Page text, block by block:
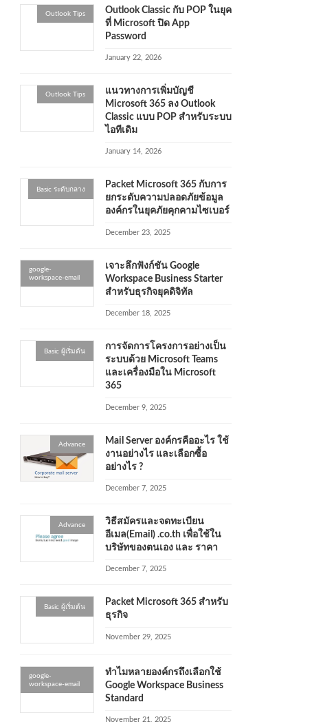
Outlook Tips
Outlook Classic กับ POP ในยุค
ที่ Microsoft ปิด App
Password
January 22, 2026
Outlook Tips
แนวทางการเพิ่มบัญชี
Microsoft 365 ลง Outlook
Classic แบบ POP สำหรับระบบ
ไอทีเดิม
January 14, 2026
Basic ระดับกลาง
Packet Microsoft 365 กับการ
ยกระดับความปลอดภัยข้อมูล
องค์กรในยุคภัยคุกคามไซเบอร์
December 23, 2025
google-
workspace-email
เจาะลึกฟังก์ชัน Google
Workspace Business Starter
สำหรับธุรกิจยุคดิจิทัล
December 18, 2025
Basic ผู้เริ่มต้น
การจัดการโครงการอย่างเป็น
ระบบด้วย Microsoft Teams
และเครื่องมือใน Microsoft
365
December 9, 2025
Advance
Mail Server องค์กรคืออะไร ใช้
งานอย่างไร และเลือกซื้อ
อย่างไร ?
December 7, 2025
Advance
วิธีสมัครและจดทะเบียน
อีเมล(Email) .co.th เพื่อใช้ใน
บริษัทของตนเอง และ ราคา
December 7, 2025
Basic ผู้เริ่มต้น
Packet Microsoft 365 สำหรับ
ธุรกิจ
November 29, 2025
google-
workspace-email
ทำไมหลายองค์กรถึงเลือกใช้
Google Workspace Business
Standard
November 21, 2025